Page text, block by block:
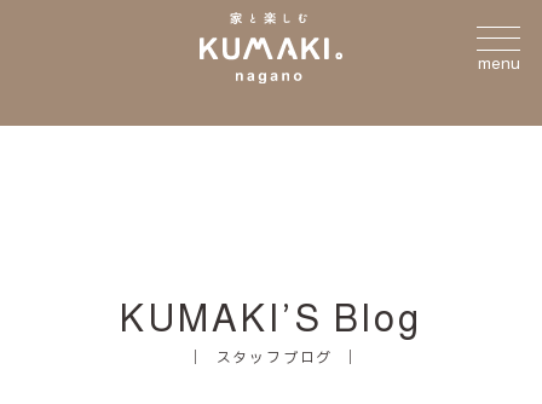
menu
KUMAKI’S Blog
スタッフブログ